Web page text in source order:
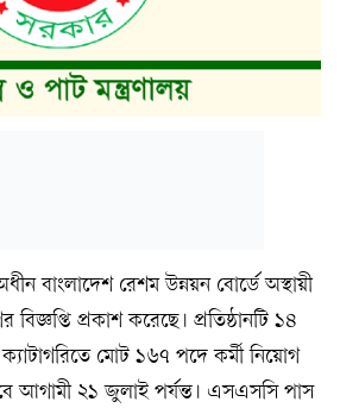
বাংলাদেশ রেশম উন্নয়ন বোর্ডে অস্থায়ী
প্রকাশ করেছে। প্রতিষ্ঠানটি ১৪
মোট ১৬৭ পদে কর্মী নিয়োগ
আগামী ২১ জুলাই পর্যন্ত। এসএসসি পাস